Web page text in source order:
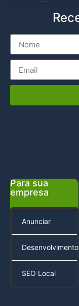
Para sua
empresa
Anunciar
Desenvolvimento
SEO Local